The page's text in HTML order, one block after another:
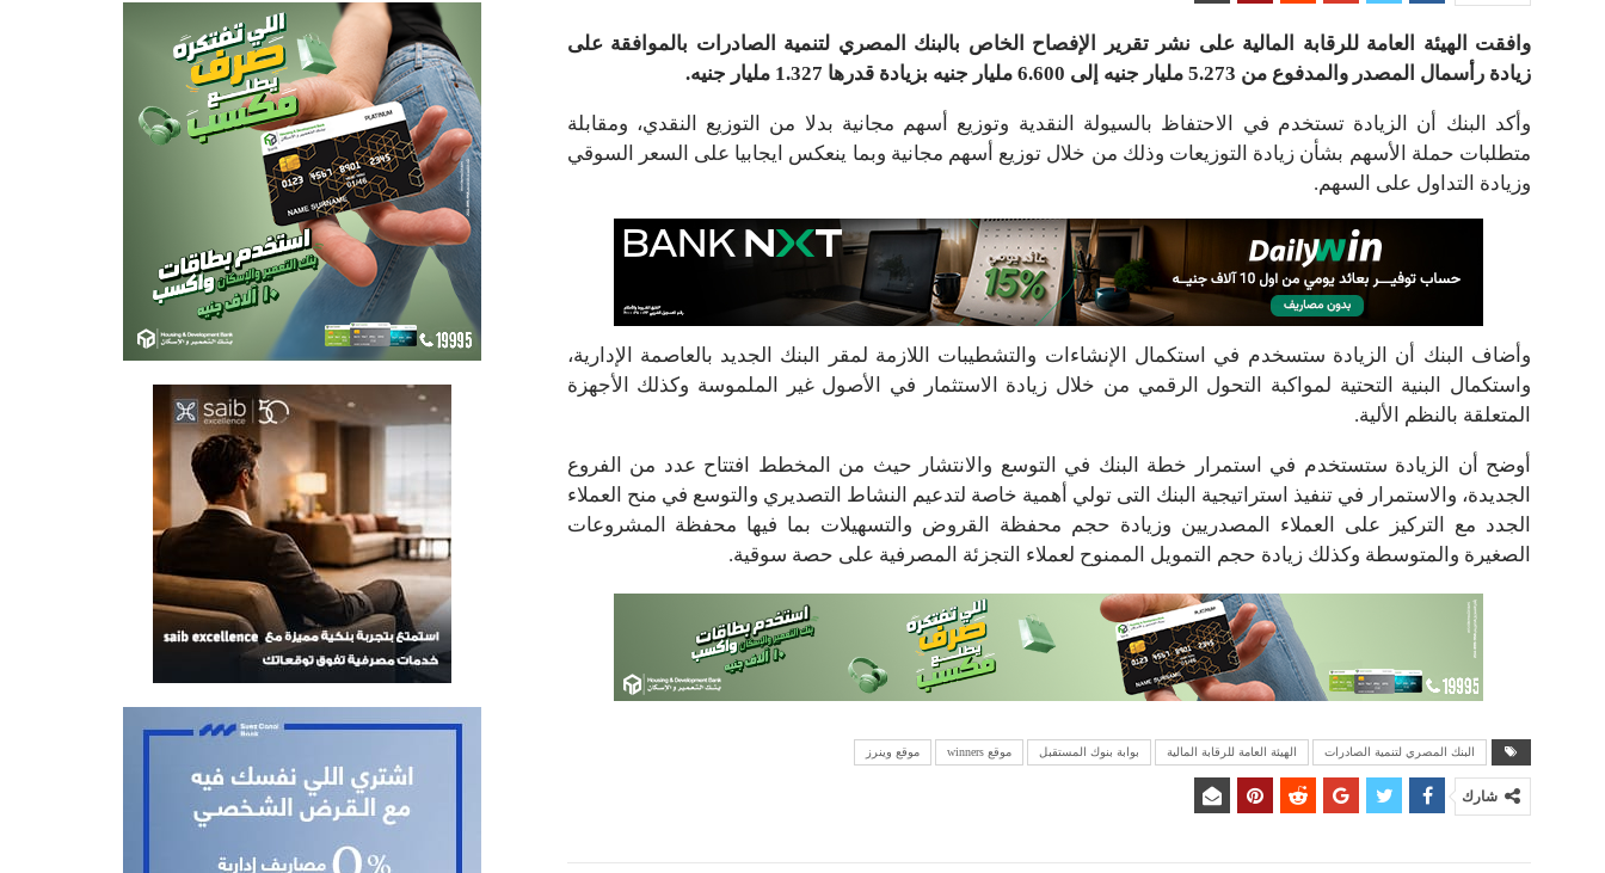
وافقت الهيئة العامة للرقابة المالية على نشر تقرير الإفصاح الخاص بالبنك المصري لتنمية الصادرات بالموافقة على
زيادة رأسمال المصدر والمدفوع من 5.273 مليار جنيه إلى 6.600 مليار جنيه بزيادة قدرها 1.327 مليار جنيه.
وأكد البنك أن الزيادة تستخدم في الاحتفاظ بالسيولة النقدية وتوزيع أسهم مجانية بدلا من التوزيع النقدي، ومقابلة
متطلبات حملة الأسهم بشأن زيادة التوزيعات وذلك من خلال توزيع أسهم مجانية وبما ينعكس ايجابيا على السعر السوقي
وزيادة التداول على السهم.
وأضاف البنك أن الزيادة ستسخدم في استكمال الإنشاءات والتشطيبات اللازمة لمقر البنك الجديد بالعاصمة الإدارية،
واستكمال البنية التحتية لمواكبة التحول الرقمي من خلال زيادة الاستثمار في الأصول غير الملموسة وكذلك الأجهزة
المتعلقة بالنظم الألية.
أوضح أن الزيادة ستستخدم في استمرار خطة البنك في التوسع والانتشار حيث من المخطط افتتاح عدد من الفروع
الجديدة، والاستمرار في تنفيذ استراتيجية البنك التى تولي أهمية خاصة لتدعيم النشاط التصديري والتوسع في منح العملاء
الجدد مع التركيز على العملاء المصدريين وزيادة حجم محفظة القروض والتسهيلات بما فيها محفظة المشروعات
الصغيرة والمتوسطة وكذلك زيادة حجم التمويل الممنوح لعملاء التجزئة المصرفية على حصة سوقية.
البنك المصري لتنمية الصادرات الهيئة العامة للرقابة المالية بوابة بنوك المستقبل موقع winners موقع وينرز
شارك